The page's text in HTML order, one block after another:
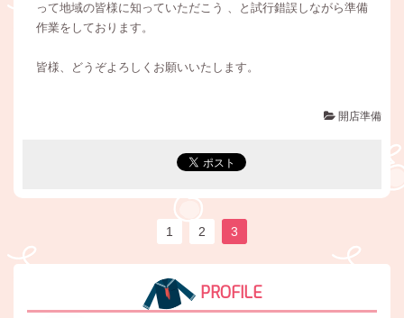
って地域の皆様に知っていただこう 、と試行錯誤しながら準備
作業をしております。
皆様、どうぞよろしくお願いいたします。
開店準備
1 2 3
PROFILE